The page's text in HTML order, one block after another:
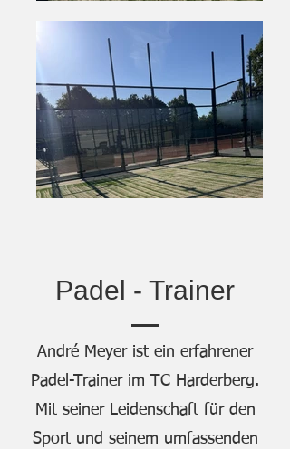
Padel - Trainer
André Meyer ist ein erfahrener
Padel-Trainer im TC Harderberg.
Mit seiner Leidenschaft für den
Sport und seinem umfassenden